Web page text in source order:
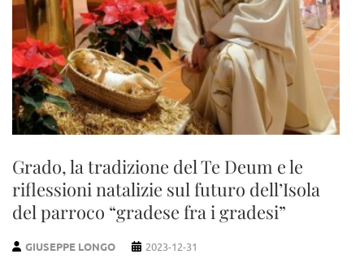
Grado, la tradizione del Te Deum e le
riflessioni natalizie sul futuro dell’Isola
del parroco “gradese fra i gradesi”
GIUSEPPE LONGO 2023-12-31